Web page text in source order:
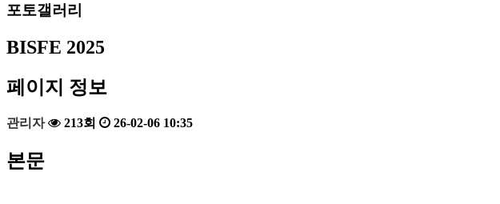
포토갤러리
BISFE 2025
페이지 정보
관리자 213회 26-02-06 10:35
본문